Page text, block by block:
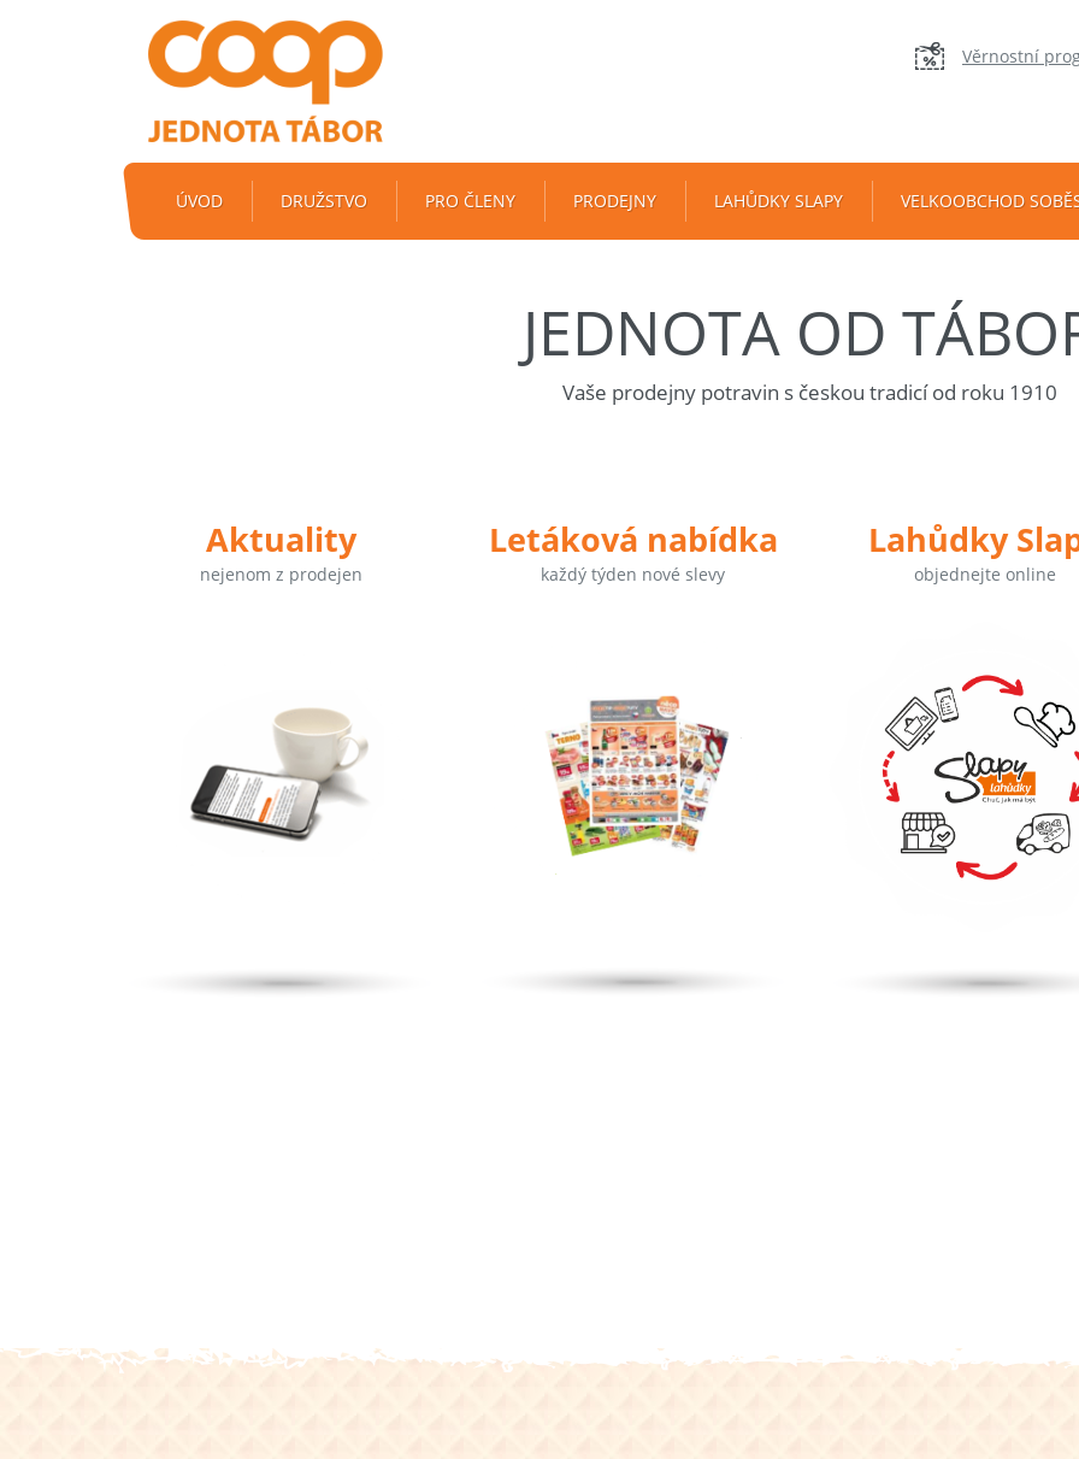
Věrnostní
ÚVOD DRUŽSTVO PRO ČLENY PRODEJNY LAHŮDKY SLAPY VELKOOBCHOD
JEDNOTA OD
Vaše prodejny potravin s českou tradicí od roku 1910
Aktuality
nejenom z prodejen
Letáková nabídka
každý týden nové slevy
Lahůdky
objednejte online